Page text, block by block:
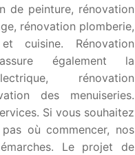
de peinture, rénovation
rénovation plomberie,
cuisine. Rénovation
également la
rénovation
des menuiseries.
Si vous souhaitez
où commencer, nos
Le projet de